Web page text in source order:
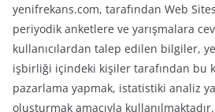
yenifrekans.com, tarafından Web
periyodik anketlere ve yarışmalara
kullanıcılardan talep edilen bilgiler,
işbirliği içindeki kişiler tarafından bu
pazarlama yapmak, istatistiki analiz
oluşturmak amacıyla kullanılmaktadır.